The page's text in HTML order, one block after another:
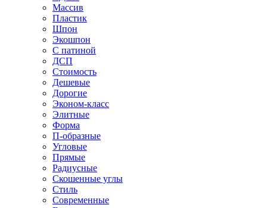
Массив
Пластик
Шпон
Экошпон
С патиной
ДСП
Стоимость
Дешевые
Дорогие
Эконом-класс
Элитные
Форма
П-образные
Угловые
Прямые
Радиусные
Скошенные углы
Стиль
Современные